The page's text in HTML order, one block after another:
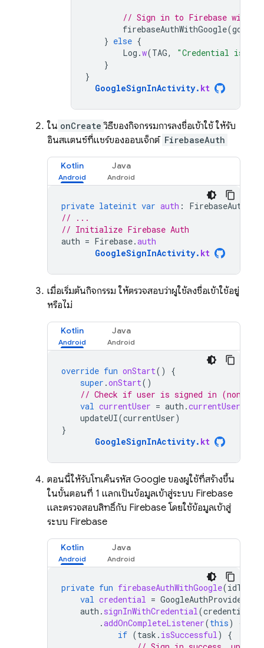
// Sign in to Firebase with
firebaseAuthWithGoogle(
} else {
Log .w(TAG,
"Credential is
}
}
GoogleSignInActivity. kt
ใน onCreate วิธีของกิจกรรมการลงชื่อเข้าใช้ ให้รับ
อินสแตนซ์ที่แชร์ของออบเจ็กต์ FirebaseAuth
Kotlin Java
private lateinit var auth :
FirebaseAuth
// ...
// Initialize Firebase Auth
auth = Firebase.auth
GoogleSignInActivity. kt
เมื่อเริ่มต้นกิจกรรม ให้ตรวจสอบว่าผู้ใช้ลงชื่อเข้าใช้อยู่
หรือไม่
Kotlin Java
override fun onStart()
{
super .onStart()
// Check if user is signed in (non-
val currentUser = auth .currentUser
updateUI(currentUser)
}
GoogleSignInActivity. kt
ตอนนี้ให้รับโทเค็นรหัส Google ของผู้ใช้ที่สร้างขึ้น
ในขั้นตอนที่ 1 แลกเป็นข้อมูลเข้าสู่ระบบ Firebase
และตรวจสอบสิทธิ์กับ Firebase โดยใช้ข้อมูลเข้าสู่
ระบบ Firebase
Kotlin Java
private fun firebaseAuthWithGoogle(idToken
val credential = GoogleAuthProvider
auth . signInWithCredential(credential
.addOnCompleteListener(this) {
if (task . isSuccessful)
{